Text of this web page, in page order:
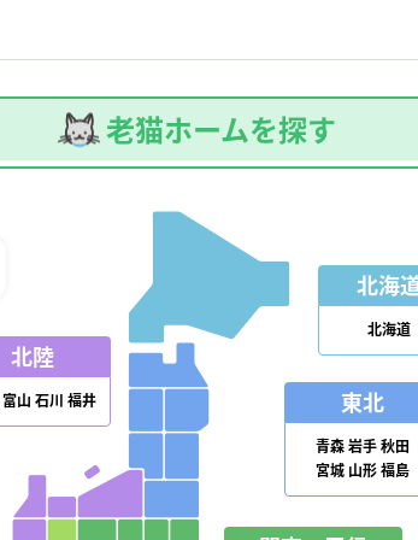
老猫ホームを探す
北海
北海道
東北
青森岩手秋田
宮城 山形福島
北陸
富山 石川 福井